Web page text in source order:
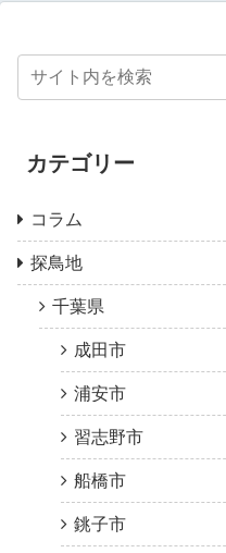
カテゴリー
コラム
探鳥地
千葉県
成田市
浦安市
習志野市
船橋市
銚子市